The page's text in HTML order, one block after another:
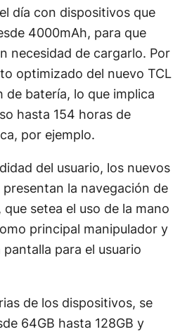
día con dispositivos que
4000mAh, para que
necesidad de cargarlo. Por
optimizado del nuevo TCL
de batería, lo que implica
hasta 154 horas de
por ejemplo.
del usuario, los nuevos
la navegación de
setea el uso de la mano
principal manipulador y
para el usuario
de los dispositivos, se
64GB hasta 128GB y